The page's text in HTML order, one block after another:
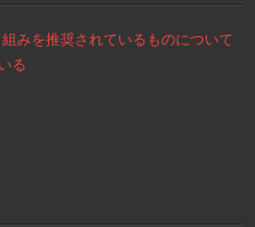
みを推奨されているものについて
る